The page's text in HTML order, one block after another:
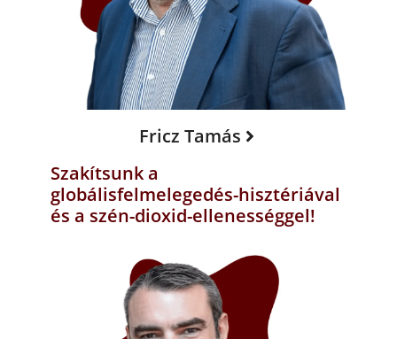
Fricz Tamás
Szakítsunk a
globálisfelmelegedés-hisztériával
és a szén-dioxid-ellenességgel!